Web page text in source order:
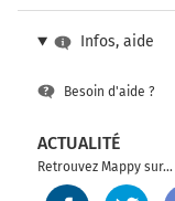
Infos, aide
Besoin d'aide ?
ACTUALITÉ
Retrouvez Mappy sur...